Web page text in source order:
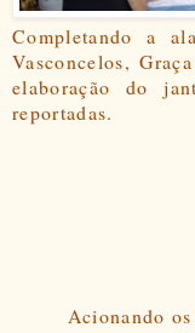
Completando a
Vasconcelos,
elaboração do
reportadas.
Acionando